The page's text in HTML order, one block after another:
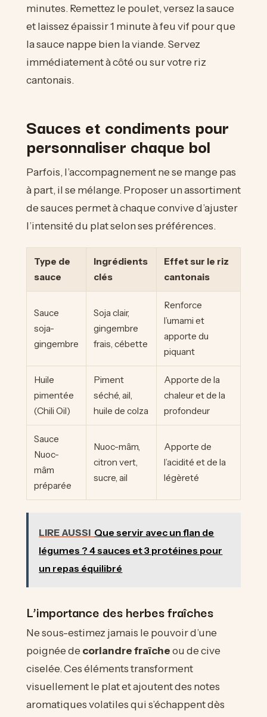
minutes. Remettez le poulet, versez la sauce
et laissez épaissir 1 minute à feu vif pour que
la sauce nappe bien la viande. Servez
immédiatement à côté ou sur votre riz
cantonais.
Sauces et condiments pour
personnaliser chaque bol
Parfois, l’accompagnement ne se mange pas
à part, il se mélange. Proposer un assortiment
de sauces permet à chaque convive d’ajuster
l’intensité du plat selon ses préférences.
Type de
sauce
Ingrédients
clés
Effet sur le riz
cantonais
Sauce
soja-
gingembre
Soja clair,
gingembre
frais, cébette
Renforce
l’umami et
apporte du
piquant
Huile
pimentée
(Chili Oil)
Piment
séché, ail,
huile de colza
Apporte de la
chaleur et de la
profondeur
Sauce
Nuoc-
mâm
préparée
Nuoc-mâm,
citron vert,
sucre, ail
Apporte de
l’acidité et de la
légèreté
LIRE AUSSI Que servir avec un flan de
légumes ? 4 sauces et 3 protéines pour
un repas équilibré
L’importance des herbes fraîches
Ne sous-estimez jamais le pouvoir d’une
poignée de coriandre fraîcheou de cive
ciselée. Ces éléments transforment
visuellement le plat et ajoutent des notes
aromatiques volatiles qui s’échappent dès